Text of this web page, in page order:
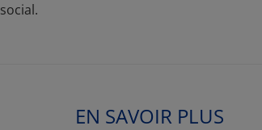
EN SAVOIR PLUS